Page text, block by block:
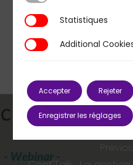
StatistiquesStatistiques
Additional Cookies
Additional
Accepter Rejeter
Enregistrer les réglages